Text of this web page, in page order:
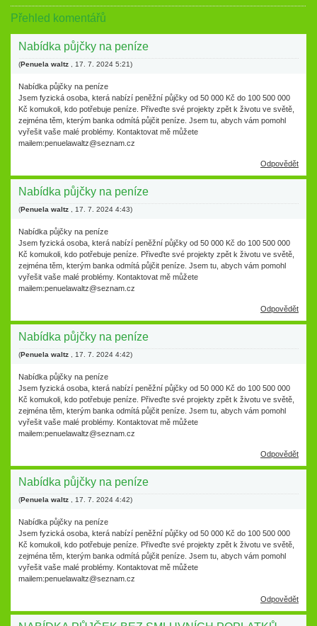
Přehled komentářů
Nabídka půjčky na peníze
(Penuela waltz 17. 7. 2024 5:21)
Nabídka půjčky na peníze
Jsem fyzická osoba, která nabízí peněžní půjčky od 50 000 Kč do 100 500 000
Kč komukoli, kdo potřebuje peníze. Přiveďte své projekty zpět k životu ve světě,
zejména těm, kterým banka odmítá půjčit peníze. Jsem tu, abych vám pomohl
vyřešit vaše malé problémy. Kontaktovat mě můžete
mailem:penuelawaltz@seznam.cz
Odpovědět
Nabídka půjčky na peníze
(Penuela waltz 17. 7. 2024 4:43)
Nabídka půjčky na peníze
Jsem fyzická osoba, která nabízí peněžní půjčky od 50 000 Kč do 100 500 000
Kč komukoli, kdo potřebuje peníze. Přiveďte své projekty zpět k životu ve světě,
zejména těm, kterým banka odmítá půjčit peníze. Jsem tu, abych vám pomohl
vyřešit vaše malé problémy. Kontaktovat mě můžete
mailem:penuelawaltz@seznam.cz
Odpovědět
Nabídka půjčky na peníze
(Penuela waltz 17. 7. 2024 4:42)
Nabídka půjčky na peníze
Jsem fyzická osoba, která nabízí peněžní půjčky od 50 000 Kč do 100 500 000
Kč komukoli, kdo potřebuje peníze. Přiveďte své projekty zpět k životu ve světě,
zejména těm, kterým banka odmítá půjčit peníze. Jsem tu, abych vám pomohl
vyřešit vaše malé problémy. Kontaktovat mě můžete
mailem:penuelawaltz@seznam.cz
Odpovědět
Nabídka půjčky na peníze
(Penuela waltz 17. 7. 2024 4:42)
Nabídka půjčky na peníze
Jsem fyzická osoba, která nabízí peněžní půjčky od 50 000 Kč do 100 500 000
Kč komukoli, kdo potřebuje peníze. Přiveďte své projekty zpět k životu ve světě,
zejména těm, kterým banka odmítá půjčit peníze. Jsem tu, abych vám pomohl
vyřešit vaše malé problémy. Kontaktovat mě můžete
mailem:penuelawaltz@seznam.cz
Odpovědět